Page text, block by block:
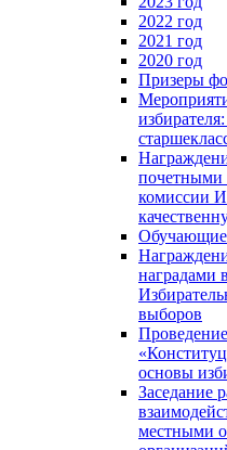
2022 год
2021 год
2020 год
Призеры
почетными
комиссии
наградами
выборов
основы
Заседание
местными